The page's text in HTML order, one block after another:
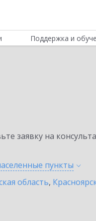
Поддержка и
заявку на
пункты
область,